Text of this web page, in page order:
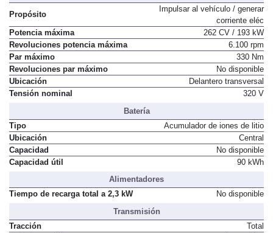
Propósito
Impulsar al vehículo / generar
corriente eléc
Potencia máxima
262 CV / 193 kW
Revoluciones potencia máxima
6.100 rpm
Par máximo
330 Nm
Revoluciones par máximo
No disponible
Ubicación
Delantero transversal
Tensión nominal
320 V
Batería
Tipo
Acumulador de iones de litio
Ubicación
Central
Capacidad
No disponible
Capacidad útil
90 kWh
Alimentadores
Tiempo de recarga total a 2,3 kW
No disponible
Transmisión
Tracción
Total